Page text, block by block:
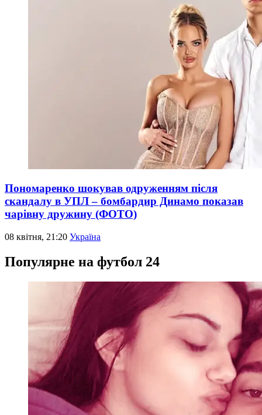
Пономаренко шокував одруженням після
скандалу в УПЛ – бомбардир Динамо показав
чарівну дружину (ФОТО)
08 квітня, 21:20 Україна
Популярне на футбол 24